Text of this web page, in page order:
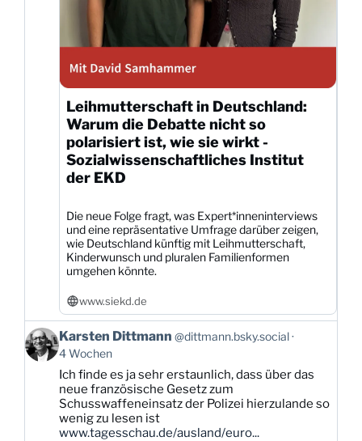
Leihmutterschaft in Deutschland:
Warum die Debatte nicht so
polarisiert ist, wie sie wirkt -
Sozialwissenschaftliches Institut
der EKD
Die neue Folge fragt, was Expert*inneninterviews
und eine repräsentative Umfrage darüber zeigen,
wie Deutschland künftig mit Leihmutterschaft,
Kinderwunsch und pluralen Familienformen
umgehen könnte.
www.siekd.de
Beitrag
von
Karsten
Dittmann
Bluesky
ansehen
Karsten Dittmann @dittmann.bsky.social
4 Wochen
Ich finde es ja sehr erstaunlich, dass über das
neue französische Gesetz zum
Schusswaffeneinsatz der Polizei hierzulande so
wenig zu lesen ist
www.tagesschau.de/ausland/euro...